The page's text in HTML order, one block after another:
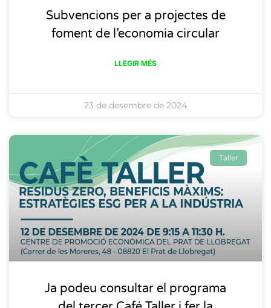
Subvencions per a projectes de
foment de l’economia circular
LLEGIR MÉS
23 de desembre de 2024
Taller
Ja podeu consultar el programa